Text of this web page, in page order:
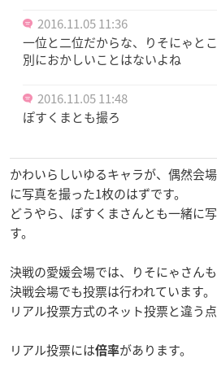
2016.11.05 11:36
一位と二位だからな、りそにゃと
別におかしいことはないよね
2016.11.05 11:48
ぽすくまとも撮ろ
かわいらしいゆるキャラが、偶然会
に写真を撮った1枚のはずです。
どうやら、ぽすくまさんとも一緒に
す。
決戦の愛媛会場では、りそにゃさん
決戦会場でも投票は行われています。
リアル投票方式のネット投票と違う点
リアル投票には倍率があります。